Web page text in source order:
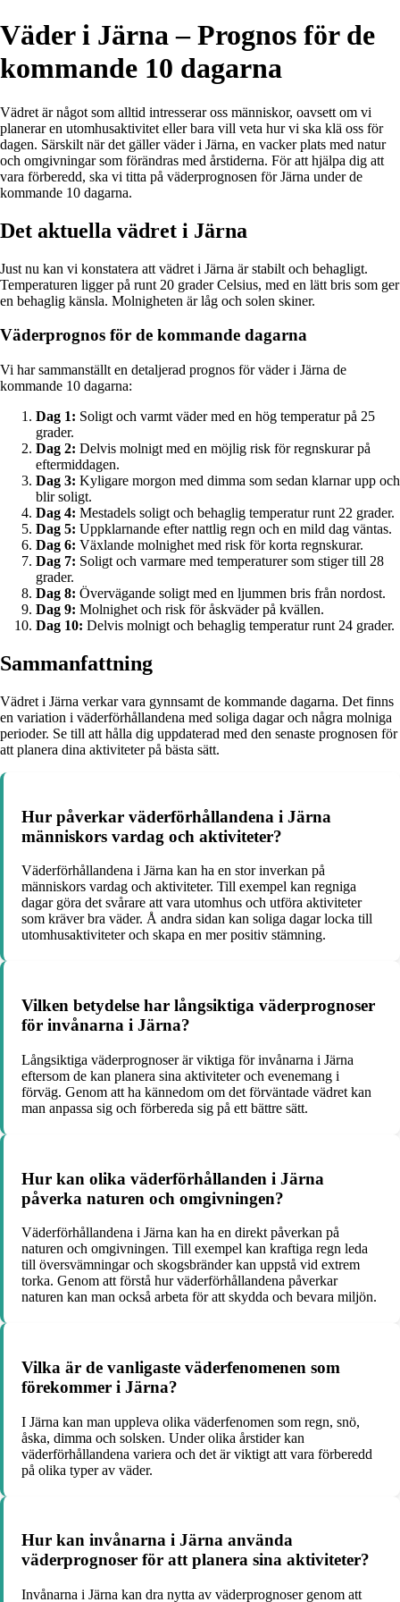
Väder i Järna – Prognos för de
kommande 10 dagarna
Vädret är något som alltid intresserar oss människor, oavsett om vi
planerar en utomhusaktivitet eller bara vill veta hur vi ska klä oss för
dagen. Särskilt när det gäller väder i Järna, en vacker plats med natur
och omgivningar som förändras med årstiderna. För att hjälpa dig att
vara förberedd, ska vi titta på väderprognosen för Järna under de
kommande 10 dagarna.
Det aktuella vädret i Järna
Just nu kan vi konstatera att vädret i Järna är stabilt och behagligt.
Temperaturen ligger på runt 20 grader Celsius, med en lätt bris som ger
en behaglig känsla. Molnigheten är låg och solen skiner.
Väderprognos för de kommande dagarna
Vi har sammanställt en detaljerad prognos för väder i Järna de
kommande 10 dagarna:
Dag 1: Soligt och varmt väder med en hög temperatur på 25
grader.
Dag 2: Delvis molnigt med en möjlig risk för regnskurar på
eftermiddagen.
Dag 3: Kyligare morgon med dimma som sedan klarnar upp och
blir soligt.
Dag 4: Mestadels soligt och behaglig temperatur runt 22 grader.
Dag 5: Uppklarnande efter nattlig regn och en mild dag väntas.
Dag 6: Växlande molnighet med risk för korta regnskurar.
Dag 7: Soligt och varmare med temperaturer som stiger till 28
grader.
Dag 8: Övervägande soligt med en ljummen bris från nordost.
Dag 9: Molnighet och risk för åskväder på kvällen.
Dag 10: Delvis molnigt och behaglig temperatur runt 24 grader.
Sammanfattning
Vädret i Järna verkar vara gynnsamt de kommande dagarna. Det finns
en variation i väderförhållandena med soliga dagar och några molniga
perioder. Se till att hålla dig uppdaterad med den senaste prognosen för
att planera dina aktiviteter på bästa sätt.
Hur påverkar väderförhållandena i Järna
människors vardag och aktiviteter?
Väderförhållandena i Järna kan ha en stor inverkan på
människors vardag och aktiviteter. Till exempel kan regniga
dagar göra det svårare att vara utomhus och utföra aktiviteter
som kräver bra väder. Å andra sidan kan soliga dagar locka till
utomhusaktiviteter och skapa en mer positiv stämning.
Vilken betydelse har långsiktiga väderprognoser
för invånarna i Järna?
Långsiktiga väderprognoser är viktiga för invånarna i Järna
eftersom de kan planera sina aktiviteter och evenemang i
förväg. Genom att ha kännedom om det förväntade vädret kan
man anpassa sig och förbereda sig på ett bättre sätt.
Hur kan olika väderförhållanden i Järna
påverka naturen och omgivningen?
Väderförhållandena i Järna kan ha en direkt påverkan på
naturen och omgivningen. Till exempel kan kraftiga regn leda
till översvämningar och skogsbränder kan uppstå vid extrem
torka. Genom att förstå hur väderförhållandena påverkar
naturen kan man också arbeta för att skydda och bevara miljön.
Vilka är de vanligaste väderfenomenen som
förekommer i Järna?
I Järna kan man uppleva olika väderfenomen som regn, snö,
åska, dimma och solsken. Under olika årstider kan
väderförhållandena variera och det är viktigt att vara förberedd
på olika typer av väder.
Hur kan invånarna i Järna använda
väderprognoser för att planera sina aktiviteter?
Invånarna i Järna kan dra nytta av väderprognoser genom att